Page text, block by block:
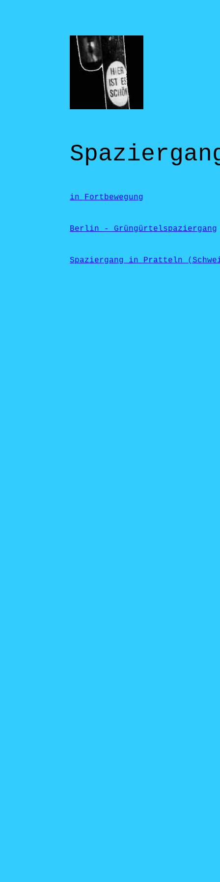
in Fortbewegung
Berlin - Grüngürtelspaziergang
Spaziergang in Pratteln (Schweiz)